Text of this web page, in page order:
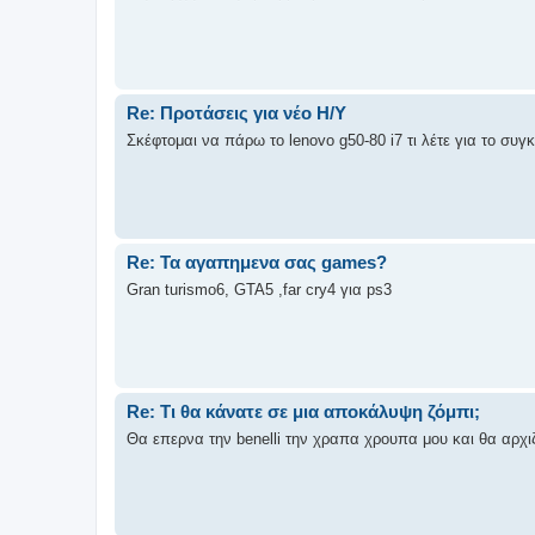
Re: Προτάσεις για νέο Η/Υ
Σκέφτομαι να πάρω το lenovo g50-80 i7 τι λέτε για το
Re: Τα αγαπημενα σας games?
Gran turismo6, GTA5 ,far cry4 για ps3
Re: Τι θα κάνατε σε μια αποκάλυψη ζόμπι;
Θα επερνα την benelli την χραπα χρουπα μου και θα